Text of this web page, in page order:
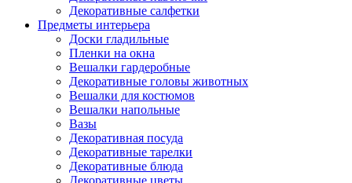
Декоративные салфетки
Предметы интерьера
Доски гладильные
Пленки на окна
Вешалки гардеробные
Декоративные головы животных
Вешалки для костюмов
Вешалки напольные
Вазы
Декоративная посуда
Декоративные тарелки
Декоративные блюда
Декоративные цветы